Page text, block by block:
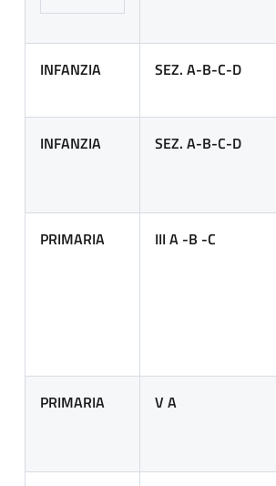
INFANZIA SEZ. A-B-C-D
INFANZIA SEZ. A-B-C-D
PRIMARIA III A -B -C
PRIMARIA V A